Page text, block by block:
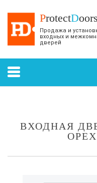
ProtectDoors
Продажа и
входных и
дверей
ВХОДНАЯ